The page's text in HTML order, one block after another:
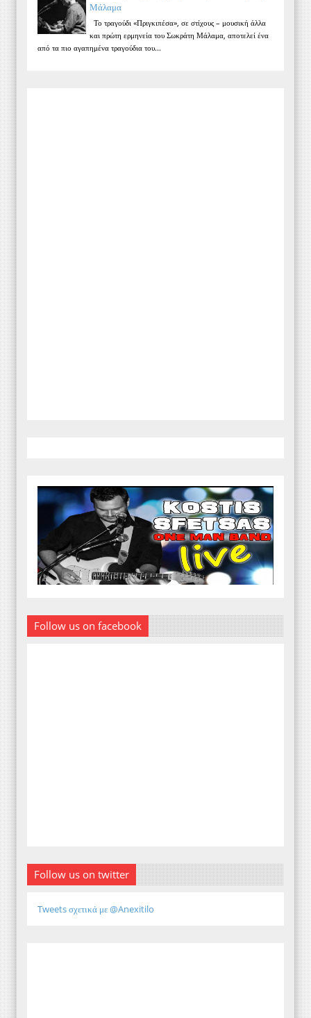
Μάλαμα
Το τραγούδι «Πριγκιπέσα», σε στίχους – μουσική άλλα
και πρώτη ερμηνεία του Σωκράτη Μάλαμα, αποτελεί ένα
από τα πιο αγαπημένα τραγούδια του...
Follow us on facebook
Follow us on twitter
Tweets σχετικά με @Anexitilo